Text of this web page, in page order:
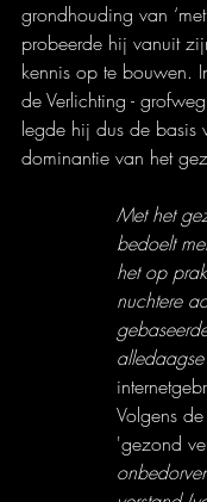
grondhouding van
probeerde hij vanuit
kennis op te bouwen.
de Verlichting -
legde hij dus de basis
dominantie van het
Met het
bedoelt
het op
nuchtere
alledaagse
Volgens
'gezond